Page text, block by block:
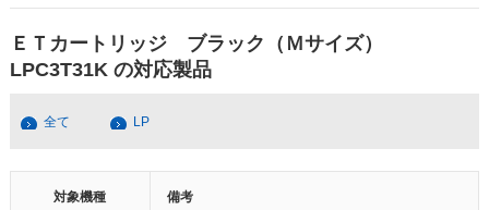
ＥＴカートリッジ ブラック（Ｍサイズ）
LPC3T31K の対応製品
全て LP
対象機種 備考